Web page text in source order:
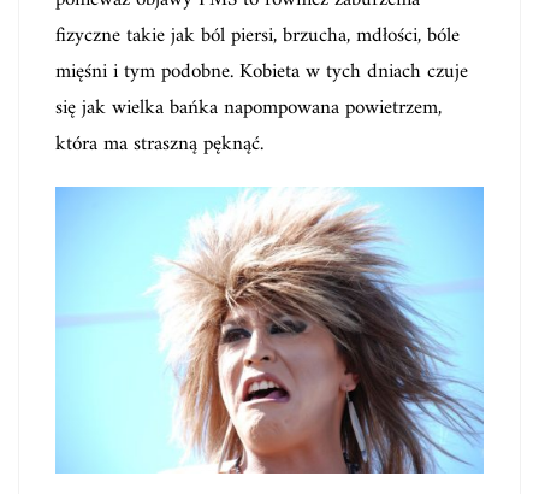
fizyczne takie jak ból piersi, brzucha, mdłości, bóle
mięśni i tym podobne. Kobieta w tych dniach czuje
się jak wielka bańka napompowana powietrzem,
która ma straszną pęknąć.